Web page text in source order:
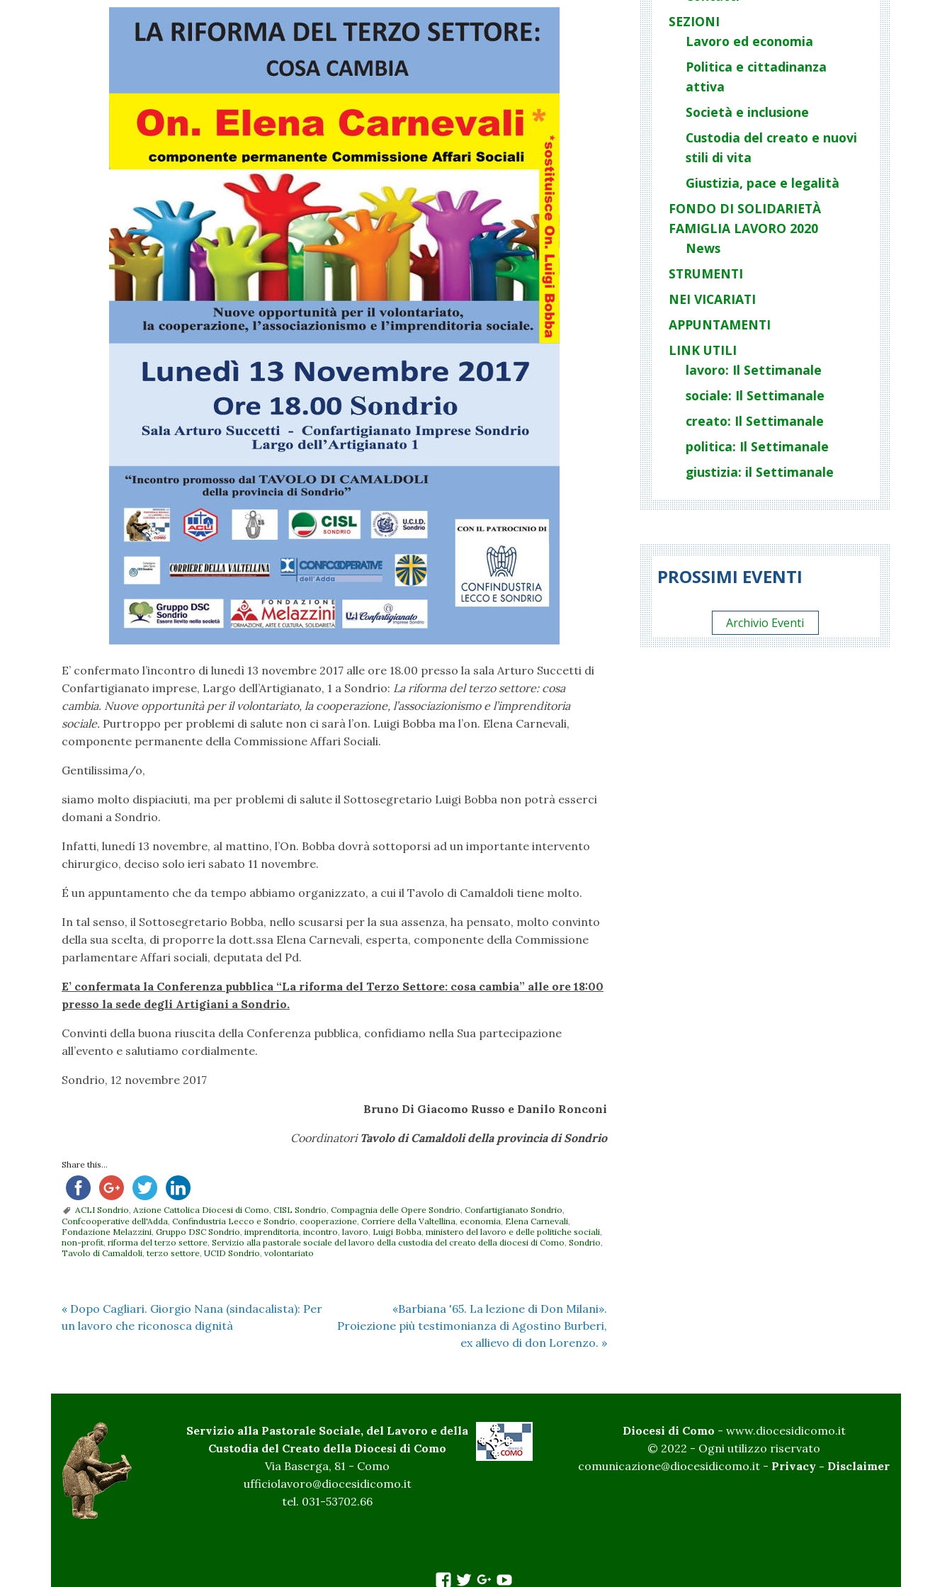
E’ confermato l’incontro di lunedì 13 novembre 2017 alle ore 18.00 presso la sala Arturo Succetti di
Confartigianato imprese, Largo dell’Artigianato, 1 a Sondrio: La riforma del terzo settore: cosa
cambia. Nuove opportunità per il volontariato, la cooperazione, l’associazionismo e l’imprenditoria
sociale. Purtroppo per problemi di salute non ci sarà l’on. Luigi Bobba ma l’on. Elena Carnevali,
componente permanente della Commissione Affari Sociali.
Gentilissima/o,
siamo molto dispiaciuti, ma per problemi di salute il Sottosegretario Luigi Bobba non potrà esserci
domani a Sondrio.
Infatti, lunedí 13 novembre, al mattino, l’On. Bobba dovrà sottoporsi ad un importante intervento
chirurgico, deciso solo ieri sabato 11 novembre.
É un appuntamento che da tempo abbiamo organizzato, a cui il Tavolo di Camaldoli tiene molto.
In tal senso, il Sottosegretario Bobba, nello scusarsi per la sua assenza, ha pensato, molto convinto
della sua scelta, di proporre la dott.ssa Elena Carnevali, esperta, componente della Commissione
parlamentare Affari sociali, deputata del Pd.
E’ confermata la Conferenza pubblica “La riforma del Terzo Settore: cosa cambia” alle ore 18:00
presso la sede degli Artigiani a Sondrio.
Convinti della buona riuscita della Conferenza pubblica, confidiamo nella Sua partecipazione
all’evento e salutiamo cordialmente.
Sondrio, 12 novembre 2017
Bruno Di Giacomo Russo e Danilo Ronconi
Coordinatori Tavolo di Camaldoli della provincia di Sondrio
Share this...
ACLI Sondrio Azione Cattolica Diocesi di Como CISL Sondrio Compagnia delle Opere Sondrio Confartigianato Sondrio
Confcooperative dell'Adda Confindustria Lecco e Sondrio cooperazione Corriere della Valtellina economia Elena Carnevali
Fondazione Melazzini Gruppo DSC Sondrio imprenditoria incontro lavoro Luigi Bobba ministero del lavoro e delle politiche sociali
non-profit, riforma del terzo settore Servizio alla pastorale sociale del lavoro della custodia del creato della diocesi di Como Sondrio
Tavolo di Camaldoli terzo settore UCID Sondrio volontariato
« Dopo Cagliari. Giorgio Nana (sindacalista): Per
un lavoro che riconosca dignità
«Barbiana '65. La lezione di Don Milani».
Proiezione più testimonianza di Agostino Burberi,
ex allievo di don Lorenzo. »
SEZIONI
Lavoro ed economia
Politica e cittadinanza
attiva
Società e inclusione
Custodia del creato e nuovi
stili di vita
Giustizia, pace e legalità
FONDO DI SOLIDARIETÀ
FAMIGLIA LAVORO 2020
News
STRUMENTI
NEI VICARIATI
APPUNTAMENTI
LINK UTILI
lavoro: Il Settimanale
sociale: Il Settimanale
creato: Il Settimanale
politica: Il Settimanale
giustizia: il Settimanale
PROSSIMI EVENTI
Archivio Eventi
Servizio alla Pastorale Sociale, del Lavoro e della
Custodia del Creato della Diocesi di Como
Via Baserga, 81 - Como
ufficiolavoro@diocesidicomo.it
tel. 031-53702.66
Diocesi di Como - www.diocesidicomo.it
© 2022 - Ogni utilizzo riservato
comunicazione@diocesidicomo.it - Privacy - Disclaimer